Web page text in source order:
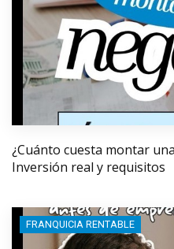
¿Cuánto cuesta montar
Inversión real y requisitos
FRANQUICIA RENTABLE